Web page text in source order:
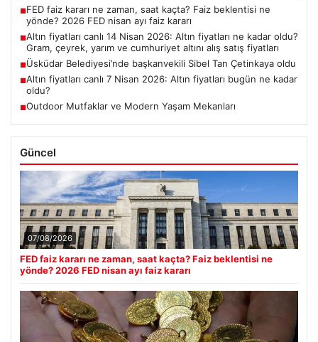
■FED faiz kararı ne zaman, saat kaçta? Faiz beklentisi ne
yönde? 2026 FED nisan ayı faiz kararı
■Altın fiyatları canlı 14 Nisan 2026: Altın fiyatları ne kadar oldu?
Gram, çeyrek, yarım ve cumhuriyet altını alış satış fiyatları
■Üsküdar Belediyesi’nde başkanvekili Sibel Tan Çetinkaya oldu
■Altın fiyatları canlı 7 Nisan 2026: Altın fiyatları bugün ne kadar
oldu?
■Outdoor Mutfaklar ve Modern Yaşam Mekanları
Güncel
07/08/2026
FED faiz kararı ne zaman, saat kaçta? Faiz beklentisi ne
yönde? 2026 FED nisan ayı faiz kararı